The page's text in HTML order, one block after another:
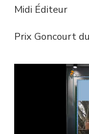
Midi Éditeur
Prix Goncourt